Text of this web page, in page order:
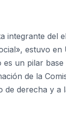
integrante del
estuvo
es un pilar
de la
de derecha y a